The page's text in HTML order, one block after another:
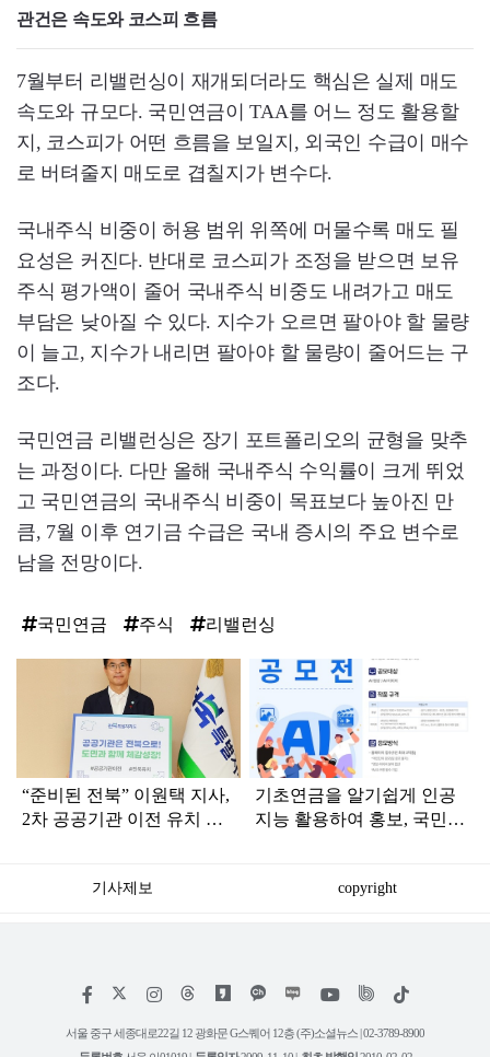
관건은 속도와 코스피 흐름
7월부터 리밸런싱이 재개되더라도 핵심은 실제 매도
속도와 규모다. 국민연금이 TAA를 어느 정도 활용할
지, 코스피가 어떤 흐름을 보일지, 외국인 수급이 매수
로 버텨줄지 매도로 겹칠지가 변수다.
국내주식 비중이 허용 범위 위쪽에 머물수록 매도 필
요성은 커진다. 반대로 코스피가 조정을 받으면 보유
주식 평가액이 줄어 국내주식 비중도 내려가고 매도
부담은 낮아질 수 있다. 지수가 오르면 팔아야 할 물량
이 늘고, 지수가 내리면 팔아야 할 물량이 줄어드는 구
조다.
국민연금 리밸런싱은 장기 포트폴리오의 균형을 맞추
는 과정이다. 다만 올해 국내주식 수익률이 크게 뛰었
고 국민연금의 국내주식 비중이 목표보다 높아진 만
큼, 7월 이후 연기금 수급은 국내 증시의 주요 변수로
남을 전망이다.
국민연금 주식 리밸런싱
“준비된 전북” 이원택 지사,
2차 공공기관 이전 유치 촉
기초연금을 알기쉽게 인공
지능 활용하여 홍보, 국민
기사제보 copyright
페
스
북
인
타
그
위
트
리
틱
서울 중구 세종대로22길 12 광화문 G스퀘어 12층 (주)소셜뉴스 | 02-3789-8900